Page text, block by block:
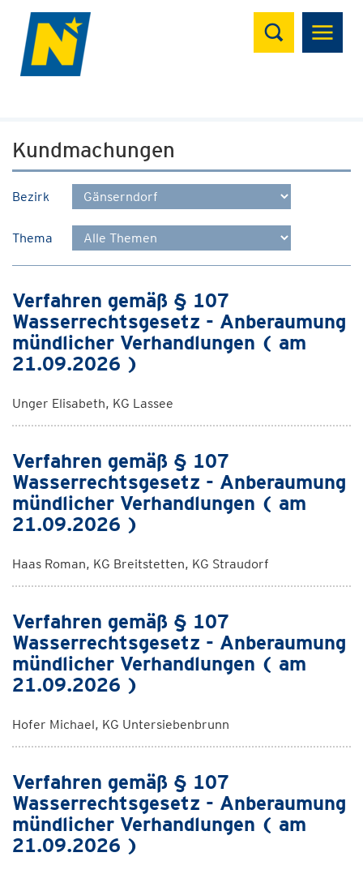
Suchen
Kundmachungen
Bezirk
Thema
Verfahren gemäß § 107
Wasserrechtsgesetz - Anberaumung
mündlicher Verhandlungen ( am
21.09.2026 )
Unger Elisabeth, KG Lassee
Verfahren gemäß § 107
Wasserrechtsgesetz - Anberaumung
mündlicher Verhandlungen ( am
21.09.2026 )
Haas Roman, KG Breitstetten, KG Straudorf
Verfahren gemäß § 107
Wasserrechtsgesetz - Anberaumung
mündlicher Verhandlungen ( am
21.09.2026 )
Hofer Michael, KG Untersiebenbrunn
Verfahren gemäß § 107
Wasserrechtsgesetz - Anberaumung
mündlicher Verhandlungen ( am
21.09.2026 )